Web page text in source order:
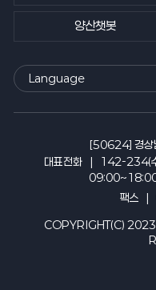
양산챗봇
Language
외
국
[50624] 경상
대표전화
142-234(
09:00~18:00,
팩스
COPYRIGHT(C)